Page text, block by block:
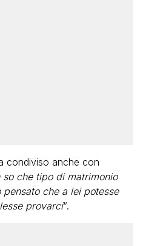
condiviso anche con
so che tipo di matrimonio
che a lei potesse
provarci“.